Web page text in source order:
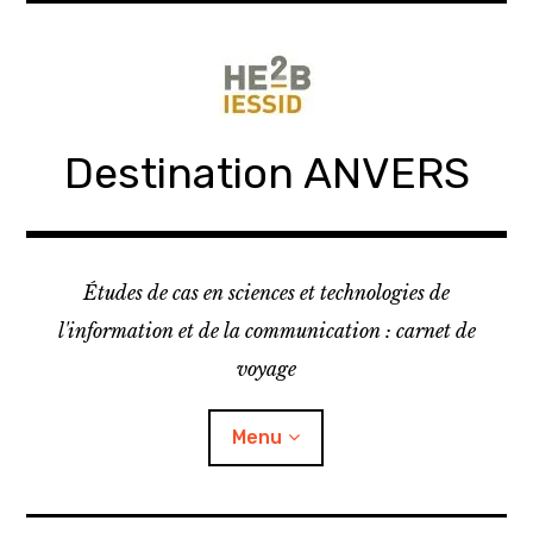
Destination ANVERS
Études de cas en sciences et technologies de
l'information et de la communication : carnet de
voyage
Menu